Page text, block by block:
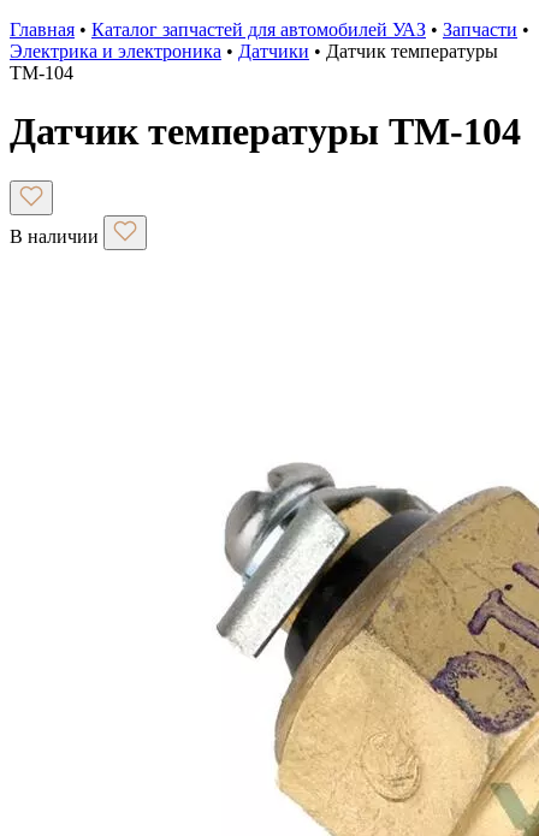
Главная • Каталог запчастей для автомобилей УАЗ • Запчасти •
Электрика и электроника • Датчики • Датчик температуры
ТМ-104
Датчик температуры ТМ-104
В наличии